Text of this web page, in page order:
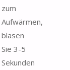
zum
Aufwärmen,
blasen
Sie 3-5
Sekunden